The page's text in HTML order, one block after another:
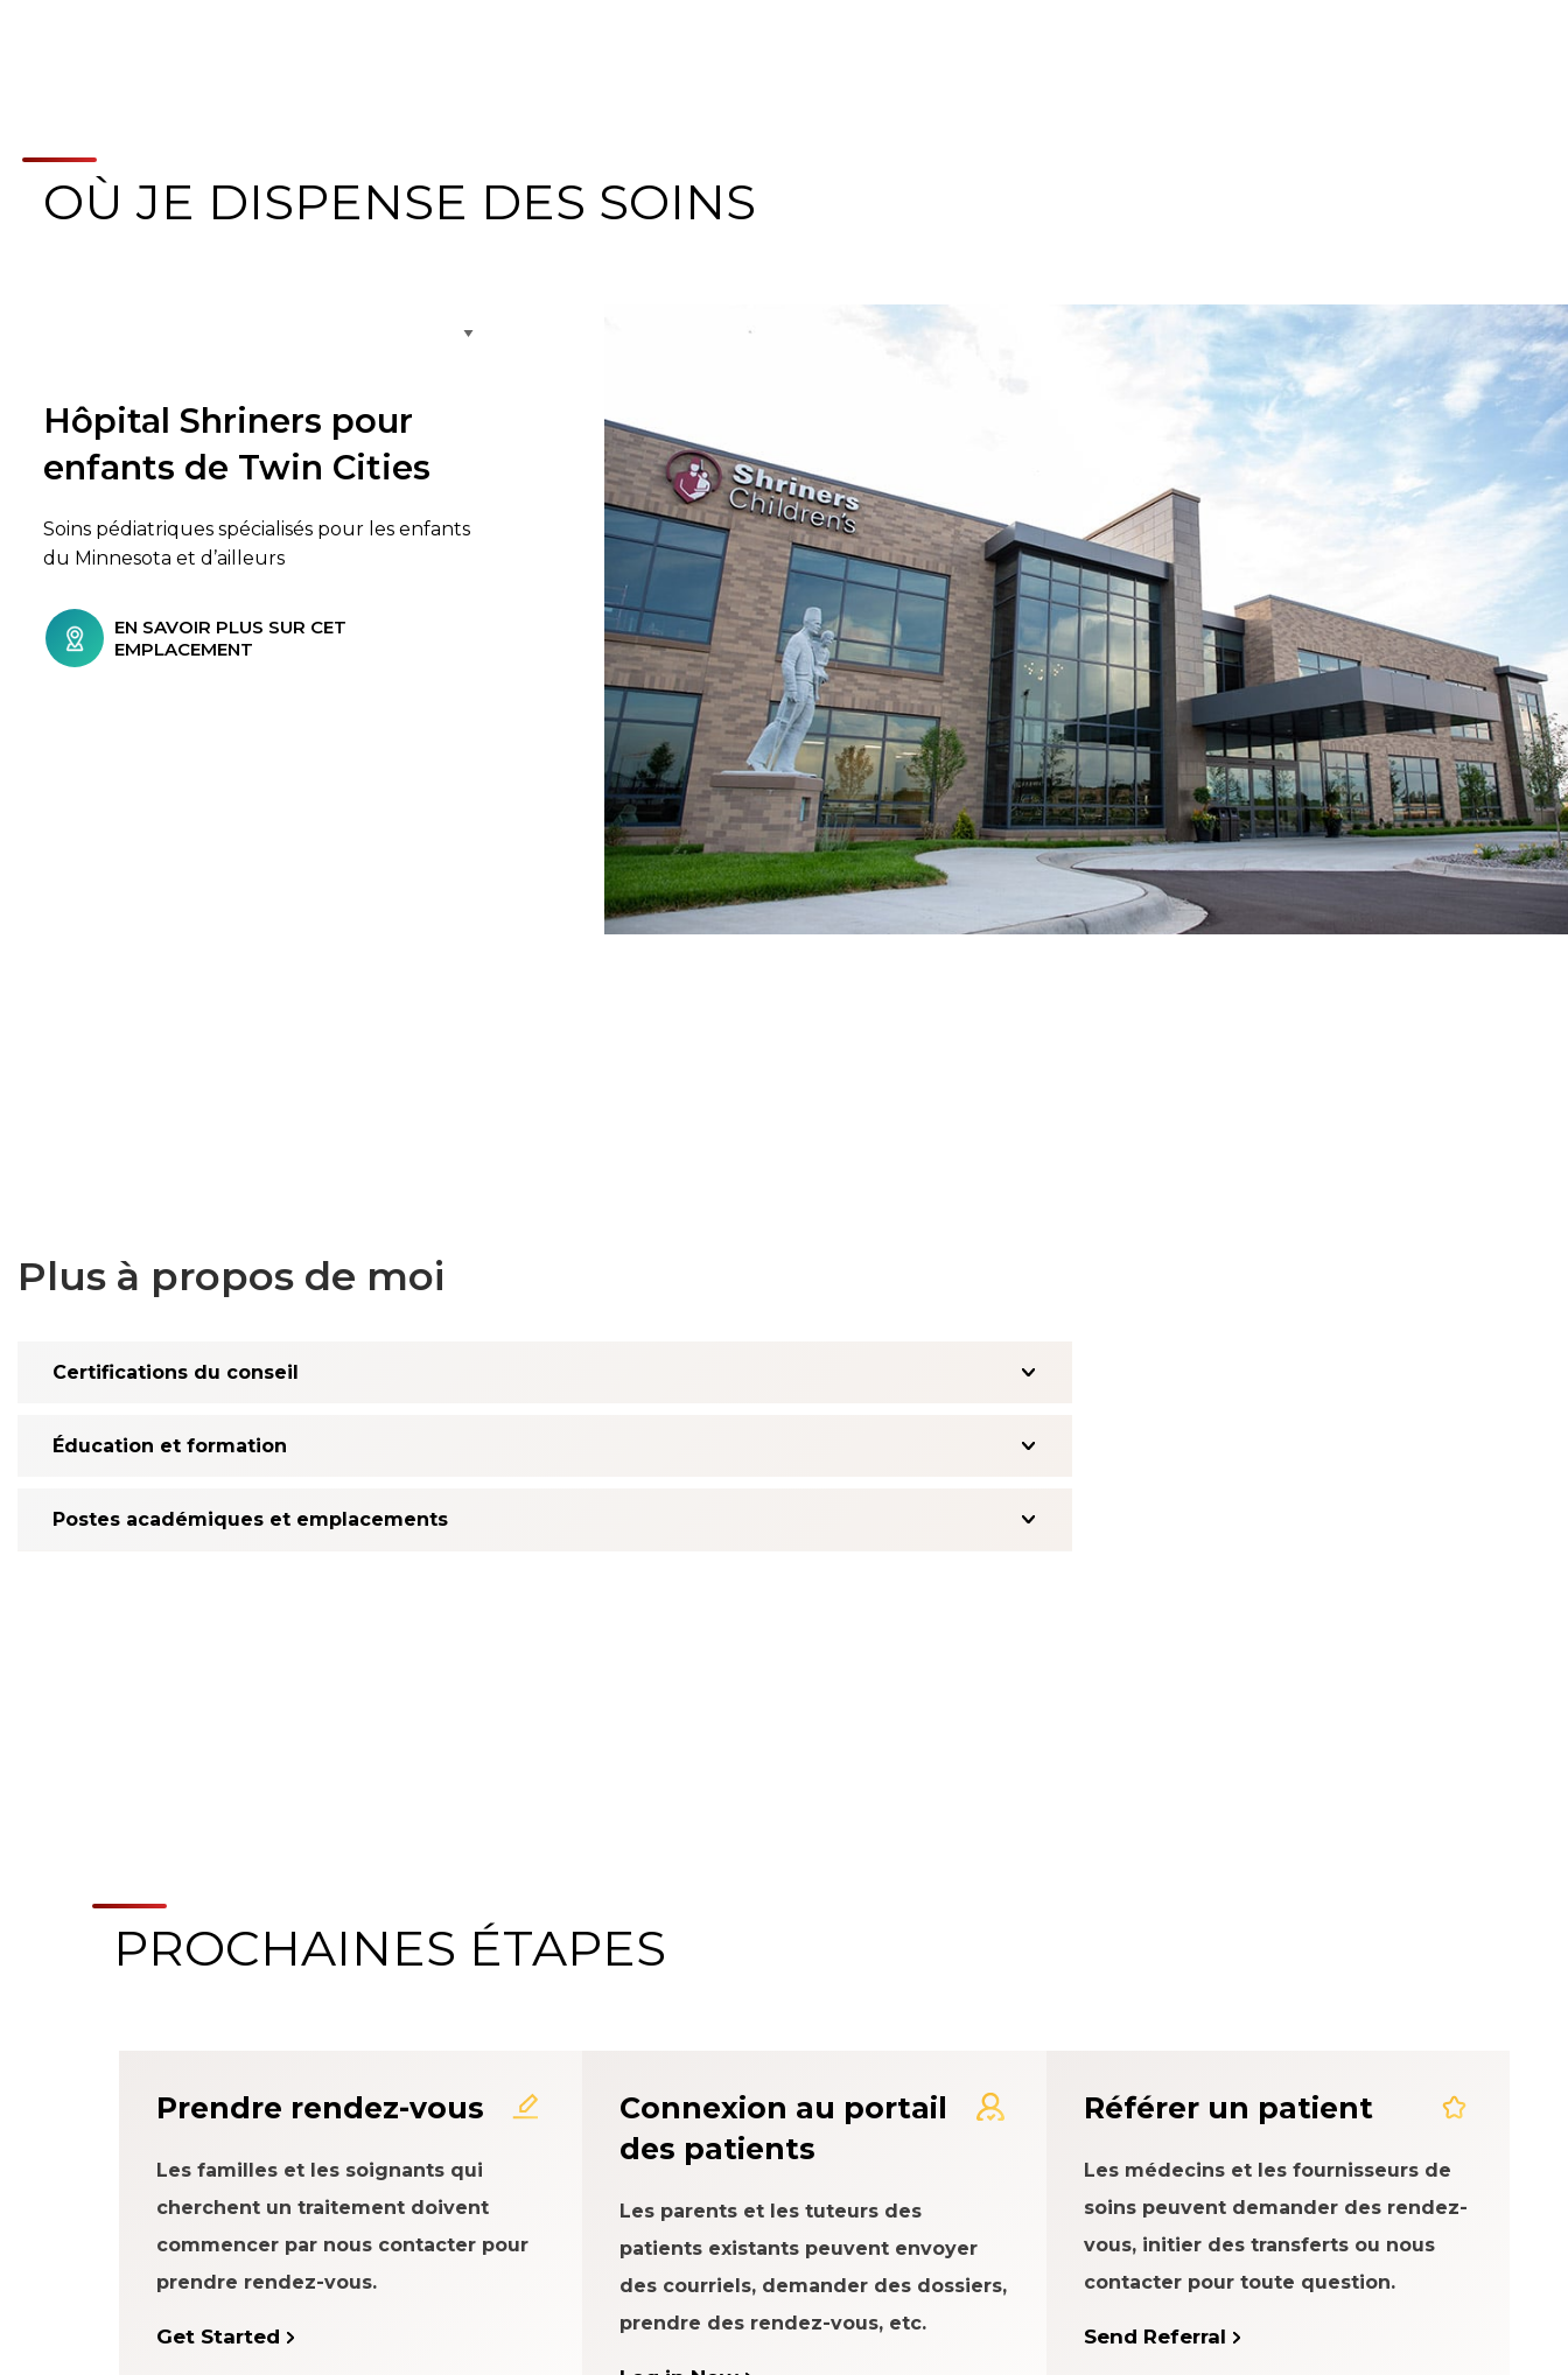
OÙ JE DISPENSE DES SOINS
Hôpital Shriners pour
enfants de Twin Cities
Soins pédiatriques spécialisés pour les enfants
du Minnesota et d’ailleurs
EN SAVOIR PLUS SUR CET
EMPLACEMENT
Plus à propos de moi
Certifications du conseil
Éducation et formation
Postes académiques et emplacements
PROCHAINES ÉTAPES
Prendre rendez-vous
Les familles et les soignants qui
cherchent un traitement doivent
commencer par nous contacter pour
prendre rendez-vous.
Get Started
Connexion au portail
des patients
Les parents et les tuteurs des
patients existants peuvent envoyer
des courriels, demander des dossiers,
prendre des rendez-vous, etc.
Référer un patient
Les médecins et les fournisseurs de
soins peuvent demander des rendez-
vous, initier des transferts ou nous
contacter pour toute question.
Send Referral